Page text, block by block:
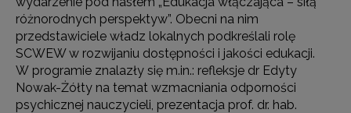
różnorodnych perspektyw”. Obecni na nim
przedstawiciele władz lokalnych podkreślali rolę
SCWEW w rozwijaniu dostępności i jakości edukacji.
W programie znalazły się m.in.: refleksje dr Edyty
Nowak-Żółty na temat wzmacniania odporności
psychicznej nauczycieli, prezentacja prof. dr. hab.